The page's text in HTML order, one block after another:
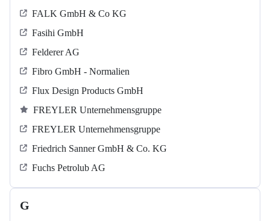
FALK GmbH & Co KG
Fasihi GmbH
Felderer AG
Fibro GmbH - Normalien
Flux Design Products GmbH
FREYLER Unternehmensgruppe
FREYLER Unternehmensgruppe
Friedrich Sanner GmbH & Co. KG
Fuchs Petrolub AG
G